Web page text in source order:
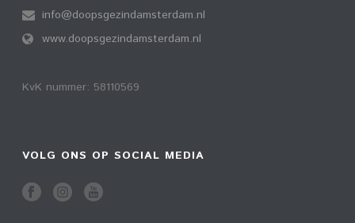
info@doopsgezindamsterdam.nl
www.doopsgezindamsterdam.nl
KvK nummer: 58110569
VOLG ONS OP SOCIAL MEDIA